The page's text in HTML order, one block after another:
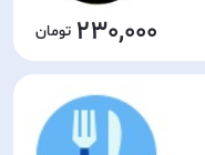
230,000